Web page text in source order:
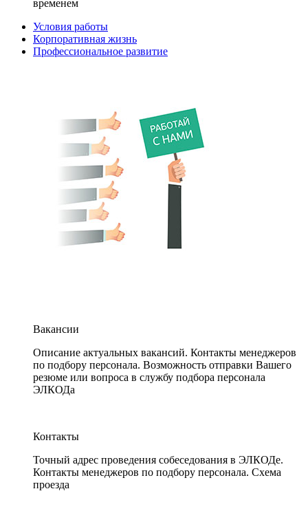
временем
Условия работы
Корпоративная жизнь
Профессиональное развитие
Вакансии
Описание актуальных вакансий. Контакты менеджеров
по подбору персонала. Возможность отправки Вашего
резюме или вопроса в службу подбора персонала
ЭЛКОДа
Контакты
Точный адрес проведения собеседования в ЭЛКОДе.
Контакты менеджеров по подбору персонала. Схема
проезда